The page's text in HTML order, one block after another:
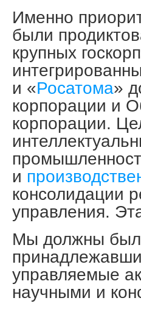
Именно
были
крупных
и «Росатома»
корпорации и
корпорации.
и
консолидации
управления.
Мы должны
управляемые
научными и